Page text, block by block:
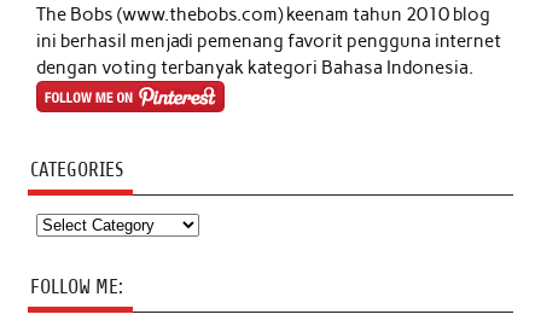
The Bobs (www.thebobs.com) keenam tahun 2010 blog
ini berhasil menjadi pemenang favorit pengguna internet
dengan voting terbanyak kategori Bahasa Indonesia.
CATEGORIES
Categories
FOLLOW ME: